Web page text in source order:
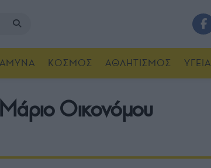
ΑΜΥΝΑ ΚΟΣΜΟΣ ΑΘΛΗΤΙΣΜΟΣ ΥΓΕΙΑ
Μάριο Οικονόμου